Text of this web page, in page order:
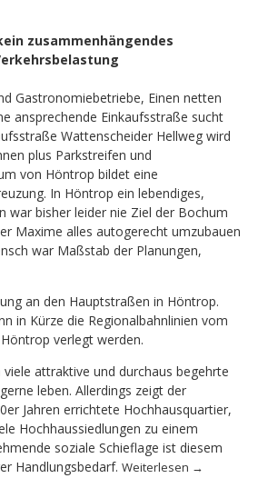
zusammenhängendes
Gastronomiebetriebe, Einen netten
ansprechende Einkaufsstraße sucht
Wattenscheider Hellweg wird
plus Parkstreifen und
von Höntrop bildet eine
In Höntrop ein lebendiges,
war bisher leider nie Ziel der Bochum
Maxime alles autogerecht umzubauen
war Maßstab der Planungen,
an den Hauptstraßen in Höntrop.
in Kürze die Regionalbahnlinien vom
verlegt werden.
attraktive und durchaus begehrte
leben. Allerdings zeigt der
Jahren errichtete Hochhausquartier,
Hochhaussiedlungen zu einem
soziale Schieflage ist diesem
Handlungsbedarf. Weiterlesen →